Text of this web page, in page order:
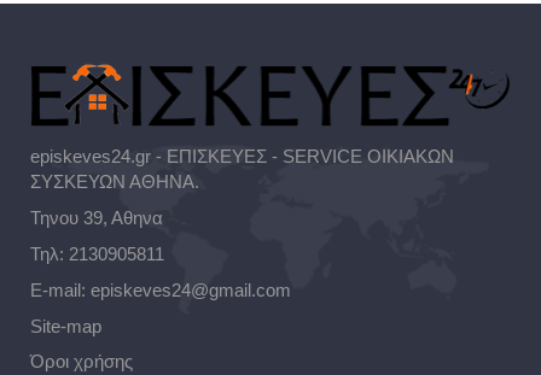
episkeves24.gr - ΕΠΙΣΚΕΥΕΣ - SERVICE ΟΙΚΙΑΚΩΝ
ΣΥΣΚΕΥΩΝ ΑΘΗΝΑ.
Τηνου 39, Αθηνα
Τηλ: 2130905811
E-mail: episkeves24@gmail.com
Site-map
Όροι χρήσης